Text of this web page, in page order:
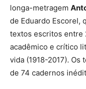
longa-metragem
de Eduardo Escorel,
textos escritos entre
acadêmico e crítico
vida (1918-2017).
de 74 cadernos